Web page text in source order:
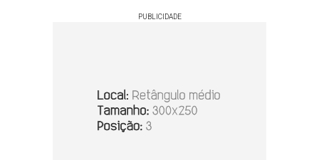
PUBLICIDADE